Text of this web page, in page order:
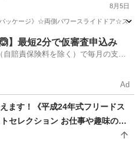
8月5日
パッケージ》☆両側パワースライドドア☆
】最短2分で仮審査申込み
自賠責保険料を除く）で毎月の支払
Ad
ます！《平成24年式フリードス
セレクション お仕事や趣味の道
側パワースライドドア☆スマー